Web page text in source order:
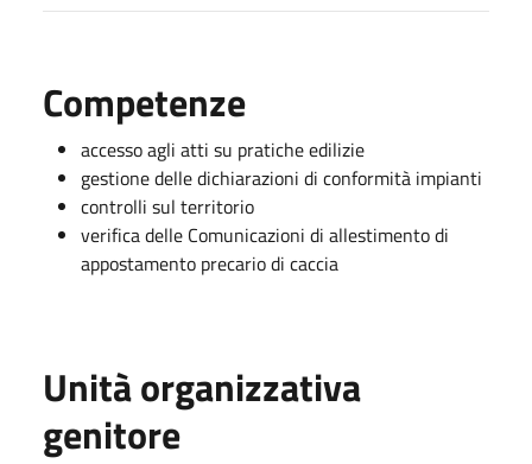
Competenze
accesso agli atti su pratiche edilizie
gestione delle dichiarazioni di conformità impianti
controlli sul territorio
verifica delle Comunicazioni di allestimento di
appostamento precario di caccia
Unità organizzativa
genitore